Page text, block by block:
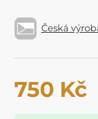
Česká
750 Kč